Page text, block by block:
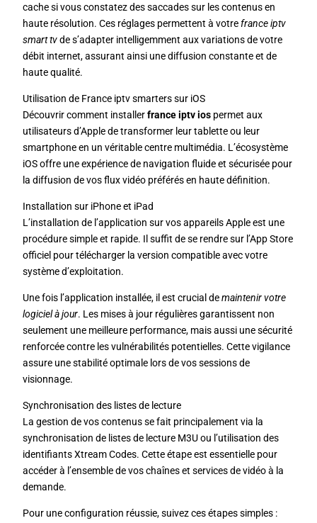
cache si vous constatez des saccades sur les contenus en
haute résolution. Ces réglages permettent à votrefrance iptv
smart tvde s’adapter intelligemment aux variations de votre
débit internet, assurant ainsi une diffusion constante et de
haute qualité.
Utilisation de France iptv smarters sur iOS
Découvrir comment installerfrance iptv iospermet aux
utilisateurs d’Apple de transformer leur tablette ou leur
smartphone en un véritable centre multimédia. L’écosystème
iOS offre une expérience de navigation fluide et sécurisée pour
la diffusion de vos flux vidéo préférés en haute définition.
Installation sur iPhone et iPad
L’installation de l’application sur vos appareils Apple est une
procédure simple et rapide. Il suffit de se rendre sur l’App Store
officiel pour télécharger la version compatible avec votre
système d’exploitation.
Une fois l’application installée, il est crucial demaintenir votre
logiciel à jour. Les mises à jour régulières garantissent non
seulement une meilleure performance, mais aussi une sécurité
renforcée contre les vulnérabilités potentielles. Cette vigilance
assure une stabilité optimale lors de vos sessions de
visionnage.
Synchronisation des listes de lecture
La gestion de vos contenus se fait principalement via la
synchronisation de listes de lecture M3U ou l’utilisation des
identifiants Xtream Codes. Cette étape est essentielle pour
accéder à l’ensemble de vos chaînes et services de vidéo à la
demande.
Pour une configuration réussie, suivez ces étapes simples :